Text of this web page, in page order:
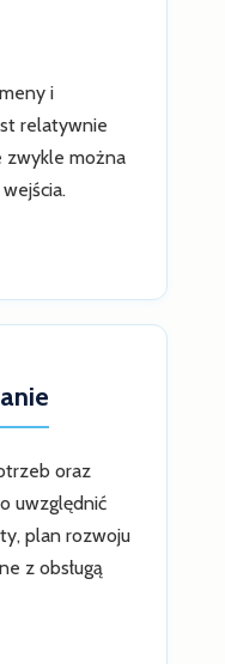
i
relatywnie
zwykle można
oraz
uwzględnić
plan rozwoju
z obsługą